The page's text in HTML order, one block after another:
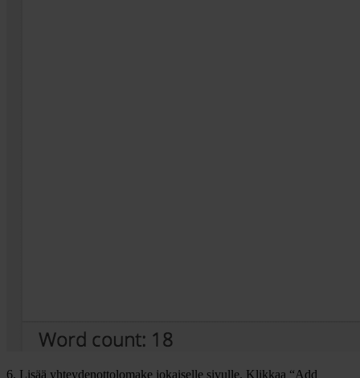
6. Lisää yhteydenottolomake jokaiselle sivulle. Klikkaa “Add